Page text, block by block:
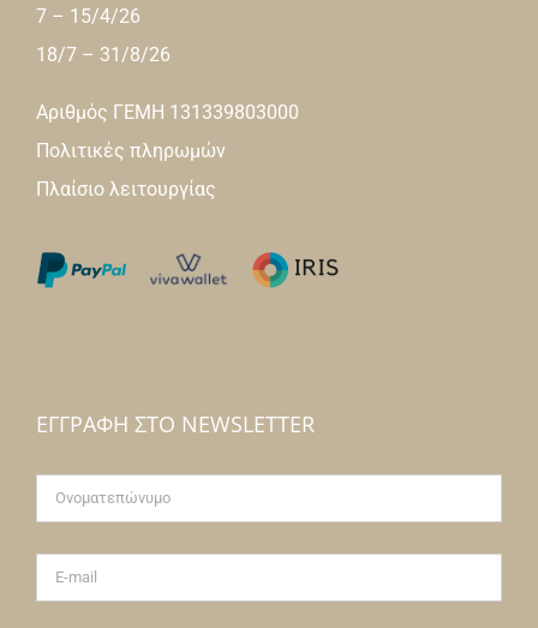
7 – 15/4/26
18/7 – 31/8/26
Αριθμός ΓΕΜΗ 131339803000
Πολιτικές πληρωμών
Πλαίσιο λειτουργίας
ΕΓΓΡΑΦΉ ΣΤΟ NEWSLETTER